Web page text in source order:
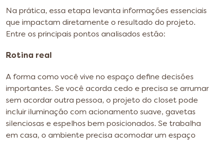
Na prática, essa etapa levanta informações essenciais
que impactam diretamente o resultado do projeto.
Entre os principais pontos analisados estão:
Rotina real
A forma como você vive no espaço define decisões
importantes. Se você acorda cedo e precisa se arrumar
sem acordar outra pessoa, o projeto do closet pode
incluir iluminação com acionamento suave, gavetas
silenciosas e espelhos bem posicionados. Se trabalha
em casa, o ambiente precisa acomodar um espaço